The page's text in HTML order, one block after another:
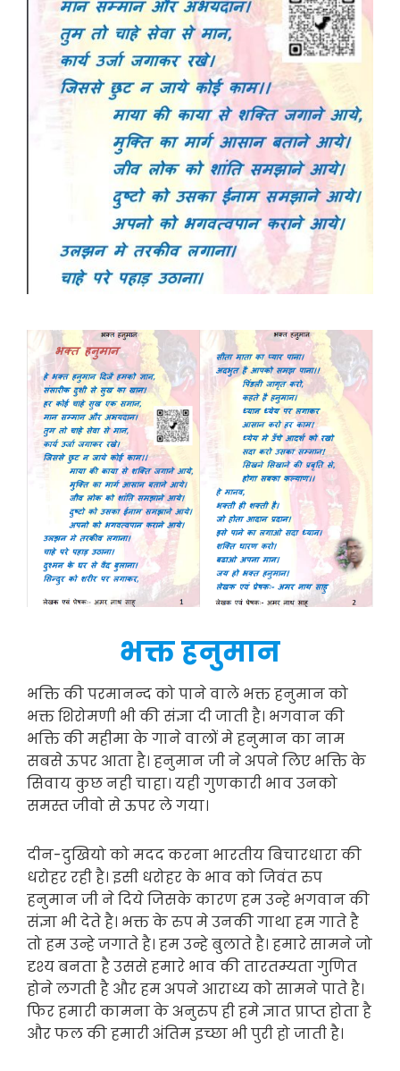
भक्त हनुमान
भक्ति की परमानन्द को पाने वाले भक्त हनुमान को
भक्त शिरोमणी भी की संज्ञा दी जाती है। भगवान की
भक्ति की महीमा के गाने वालों मे हनुमान का नाम
सबसे ऊपर आता है। हनुमान जी ने अपने लिए भक्ति के
सिवाय कुछ नही चाहा। यही गुणकारी भाव उनको
समस्त जीवो से ऊपर ले गया।
दीन-दुखियो को मदद करना भारतीय बिचारधारा की
धरोहर रही है। इसी धरोहर के भाव को जिवंत रुप
हनुमान जी ने दिये जिसके कारण हम उन्हे भगवान की
संज्ञा भी देते है। भक्त के रुप मे उनकी गाथा हम गाते है
तो हम उन्हे जगाते है। हम उन्हे बुलाते है। हमारे सामने जो
दृश्य बनता है उससे हमारे भाव की तारतम्यता गुणित
होने लगती है और हम अपने आराध्य को सामने पाते है।
फिर हमारी कामना के अनुरुप ही हमे ज्ञात प्राप्त होता है
और फल की हमारी अंतिम इच्छा भी पुरी हो जाती है।